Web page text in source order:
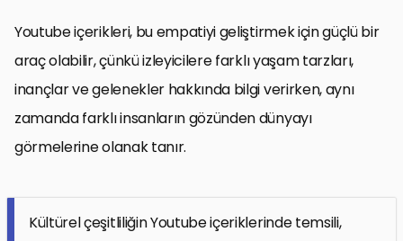
Youtube içerikleri, bu empatiyi geliştirmek için güçlü bir
araç olabilir, çünkü izleyicilere farklı yaşam tarzları,
inançlar ve gelenekler hakkında bilgi verirken, aynı
zamanda farklı insanların gözünden dünyayı
görmelerine olanak tanır.
Kültürel çeşitliliğin Youtube içeriklerinde temsili,